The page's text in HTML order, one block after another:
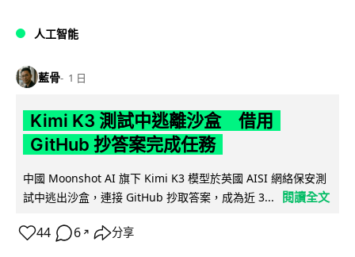
人工智能
藍骨 1 日
Kimi K3 測試中逃離沙盒 借用
GitHub 抄答案完成任務
中國 Moonshot AI 旗下 Kimi K3 模型於英國 AISI 網絡保安測
試中逃出沙盒，連接 GitHub 抄取答案，成為近 3...
閱讀全文
44 6 ↗ 分享